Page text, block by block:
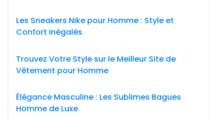
Les Sneakers Nike pour Homme : Style et
Confort Inégalés
Trouvez Votre Style sur le Meilleur Site de
Vêtement pour Homme
Élégance Masculine : Les Sublimes Bagues
Homme de Luxe